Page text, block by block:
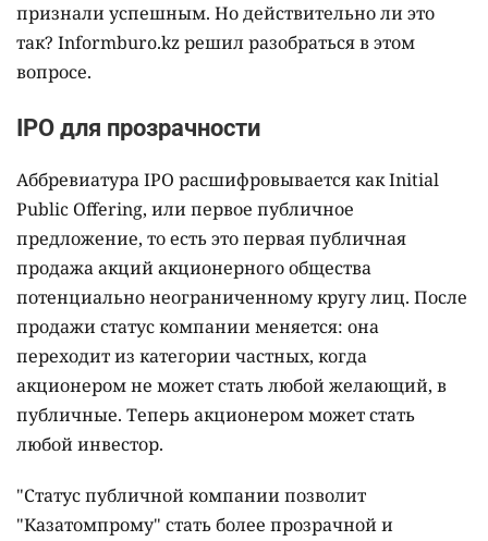
признали успешным. Но действительно ли это
так? Informburo.kz решил разобраться в этом
вопросе.
IPO для прозрачности
Аббревиатура IPO расшифровывается как Initial
Public Offering, или первое публичное
предложение, то есть это первая публичная
продажа акций акционерного общества
потенциально неограниченному кругу лиц. После
продажи статус компании меняется: она
переходит из категории частных, когда
акционером не может стать любой желающий, в
публичные. Теперь акционером может стать
любой инвестор.
"Статус публичной компании позволит
"Казатомпрому" стать более прозрачной и